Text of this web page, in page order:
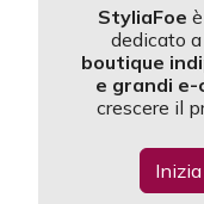
StyliaFoe
dedicato a
boutique
e grandi e-
crescere il